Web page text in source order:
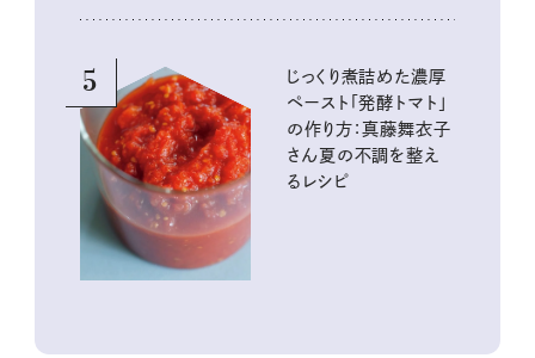
5
じっくり煮詰めた濃厚
ペースト「発酵トマト」
の作り方：真藤舞衣子
さん夏の不調を整え
るレシピ